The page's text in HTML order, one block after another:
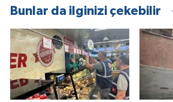
Bunlar da ilginizi çekebilir